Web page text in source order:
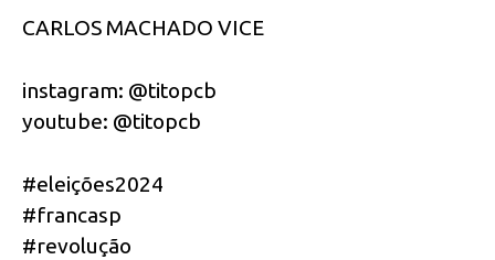
CARLOS MACHADO VICE
instagram: @titopcb
youtube: @titopcb
#eleições2024
#francasp
#revolução